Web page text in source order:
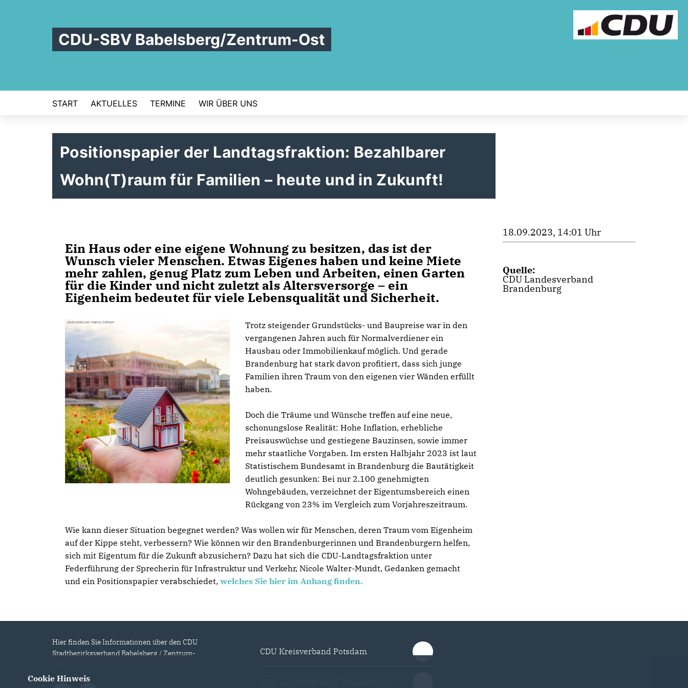
CDU-SBV Babelsberg/Zentrum-Ost
START AKTUELLES TERMINE WIR ÜBER UNS
Positionspapier der Landtagsfraktion: Bezahlbarer
Wohn(T)raum für Familien – heute und in Zukunft!
Ein Haus oder eine eigene Wohnung zu besitzen, das ist der
Wunsch vieler Menschen. Etwas Eigenes haben und keine Miete
mehr zahlen, genug Platz zum Leben und Arbeiten, einen Garten
für die Kinder und nicht zuletzt als Altersversorge – ein
Eigenheim bedeutet für viele Lebensqualität und Sicherheit.
Trotz steigender Grundstücks- und Baupreise war in den
vergangenen Jahren auch für Normalverdiener ein
Hausbau oder Immobilienkauf möglich. Und gerade
Brandenburg hat stark davon profitiert, dass sich junge
Familien ihren Traum von den eigenen vier Wänden erfüllt
haben.
Doch die Träume und Wünsche treffen auf eine neue,
schonungslose Realität: Hohe Inflation, erhebliche
Preisauswüchse und gestiegene Bauzinsen, sowie immer
mehr staatliche Vorgaben. Im ersten Halbjahr 2023 ist laut
Statistischem Bundesamt in Brandenburg die Bautätigkeit
deutlich gesunken: Bei nur 2.100 genehmigten
Wohngebäuden, verzeichnet der Eigentumsbereich einen
Rückgang von 23% im Vergleich zum Vorjahreszeitraum.
Wie kann dieser Situation begegnet werden? Was wollen wir für Menschen, deren Traum vom Eigenheim
auf der Kippe steht, verbessern? Wie können wir den Brandenburgerinnen und Brandenburgern helfen,
sich mit Eigentum für die Zukunft abzusichern? Dazu hat sich die CDU-Landtagsfraktion unter
Federführung der Sprecherin für Infrastruktur und Verkehr, Nicole Walter-Mundt, Gedanken gemacht
und ein Positionspapier verabschiedet, welches Sie hier im Anhang finden.
18.09.2023, 14:01 Uhr
Quelle:
CDU Landesverband
Brandenburg
Hier finden Sie Informationen über den CDU
Stadtbezirksverband Babelsberg / Zentrum-
CDU Kreisverband Potsdam
Cookie Hinweis